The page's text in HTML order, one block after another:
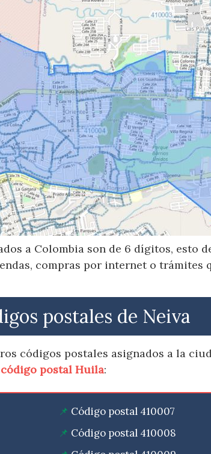
a Colombia son de 6 dígitos, esto
compras por internet o trámites
postales de Neiva
códigos postales asignados a la
código postal Huila:
Código postal 410007
Código postal 410008